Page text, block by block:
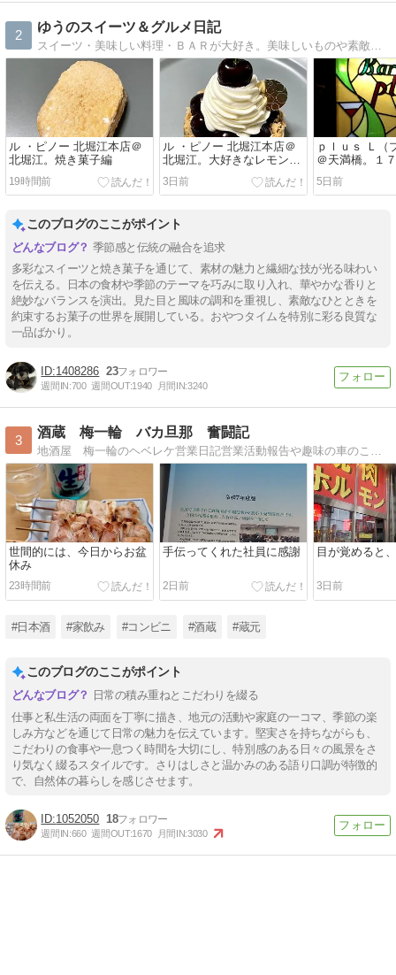
2
ゆうのスイーツ＆グルメ日記
スイーツ・美味しい料理・ＢＡＲが大好き。美味しいものや素敵なお店の方達から、いつも笑顔と幸せを頂いています
ル ・ピノー 北堀江本店＠
北堀江。焼き菓子編
19時間前
ル ・ピノー 北堀江本店＠
北堀江。大好きなレモンの
お菓子を
3日前
ｐｌｕｓ Ｌ（
＠天満橋。１
とうございます
5日前
このブログのここがポイント
季節感と伝統の融合を追求
多彩なスイーツと焼き菓子を通じて、素材の魅力と繊細な技が光る味わい
を伝える。日本の食材や季節のテーマを巧みに取り入れ、華やかな香りと
絶妙なバランスを演出。見た目と風味の調和を重視し、素敵なひとときを
約束するお菓子の世界を展開している。おやつタイムを特別に彩る良質な
一品ばかり。
1408286 23
週間IN:700 週間OUT:1940 月間IN:3240
3
酒蔵 梅一輪 バカ旦那 奮闘記
地酒屋 梅一輪のヘベレケ営業日記営業活動報告や趣味の車のこと。いや、飲んだくれ日記かな？
世間的には、今日からお盆
休み
23時間前
手伝ってくれた社員に感謝
2日前
目が覚めると
3日前
#日本酒 #家飲み #コンビニ #酒蔵 #蔵元
このブログのここがポイント
日常の積み重ねとこだわりを綴る
仕事と私生活の両面を丁寧に描き、地元の活動や家庭の一コマ、季節の楽
しみ方などを通じて日常の魅力を伝えています。堅実さを持ちながらも、
こだわりの食事や一息つく時間を大切にし、特別感のある日々の風景をさ
り気なく綴るスタイルです。さりはしさと温かみのある語り口調が特徴的
で、自然体の暮らしを感じさせます。
1052050 18
週間IN:660 週間OUT:1670 月間IN:3030